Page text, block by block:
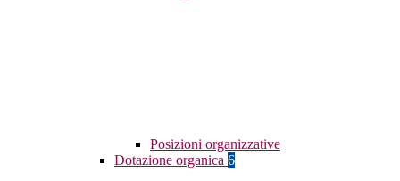
Posizioni organizzative
Dotazione organica 6